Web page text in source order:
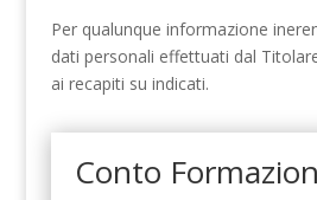
Per qualunque informazione
dati personali effettuati dal
ai recapiti su indicati.
Conto